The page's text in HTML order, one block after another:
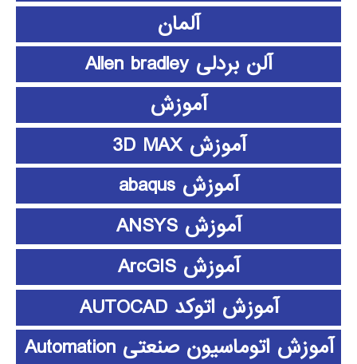
آلمان
آلن بردلی Allen bradley
آموزش
آموزش 3D MAX
آموزش abaqus
آموزش ANSYS
آموزش ArcGIS
آموزش اتوکد AUTOCAD
آموزش اتوماسیون صنعتی Automation